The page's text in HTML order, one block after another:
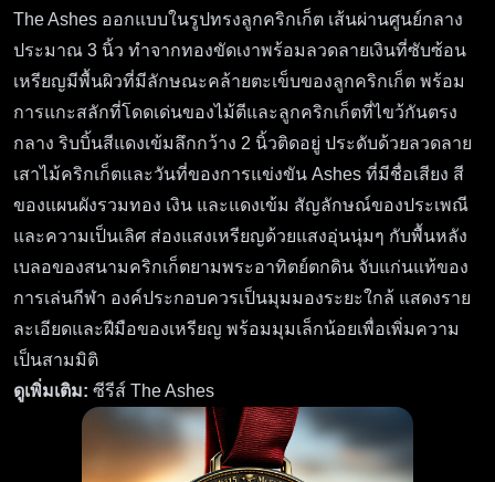
The Ashes ออกแบบในรูปทรงลูกคริกเก็ต เส้นผ่านศูนย์กลาง
ประมาณ 3 นิ้ว ทำจากทองขัดเงาพร้อมลวดลายเงินที่ซับซ้อน
เหรียญมีพื้นผิวที่มีลักษณะคล้ายตะเข็บของลูกคริกเก็ต พร้อม
การแกะสลักที่โดดเด่นของไม้ตีและลูกคริกเก็ตที่ไขว้กันตรง
กลาง ริบบิ้นสีแดงเข้มลึกกว้าง 2 นิ้วติดอยู่ ประดับด้วยลวดลาย
เสาไม้คริกเก็ตและวันที่ของการแข่งขัน Ashes ที่มีชื่อเสียง สี
ของแผนผังรวมทอง เงิน และแดงเข้ม สัญลักษณ์ของประเพณี
และความเป็นเลิศ ส่องแสงเหรียญด้วยแสงอุ่นนุ่มๆ กับพื้นหลัง
เบลอของสนามคริกเก็ตยามพระอาทิตย์ตกดิน จับแก่นแท้ของ
การเล่นกีฬา องค์ประกอบควรเป็นมุมมองระยะใกล้ แสดงราย
ละเอียดและฝีมือของเหรียญ พร้อมมุมเล็กน้อยเพื่อเพิ่มความ
เป็นสามมิติ
ดูเพิ่มเติม: ซีรีส์ The Ashes